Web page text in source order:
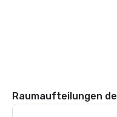
Raumaufteilungen